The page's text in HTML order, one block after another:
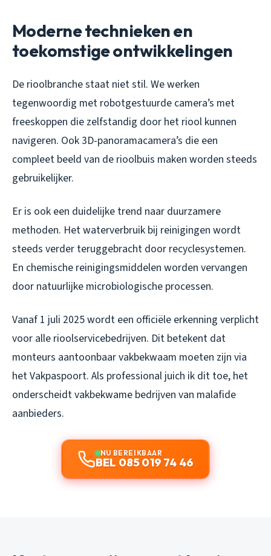
Moderne technieken en
toekomstige ontwikkelingen
De rioolbranche staat niet stil. We werken
tegenwoordig met robotgestuurde camera’s met
freeskoppen die zelfstandig door het riool kunnen
navigeren. Ook 3D-panoramacamera’s die een
compleet beeld van de rioolbuis maken worden steeds
gebruikelijker.
Er is ook een duidelijke trend naar duurzamere
methoden. Het waterverbruik bij reinigingen wordt
steeds verder teruggebracht door recyclesystemen.
En chemische reinigingsmiddelen worden vervangen
door natuurlijke microbiologische processen.
Vanaf 1 juli 2025 wordt een officiële erkenning verplicht
voor alle rioolservicebedrijven. Dit betekent dat
monteurs aantoonbaar vakbekwaam moeten zijn via
het Vakpaspoort. Als professional juich ik dit toe, het
onderscheidt vakbekwame bedrijven van malafide
aanbieders.
NU BEREIKBAAR
BEL 085 019 74 46